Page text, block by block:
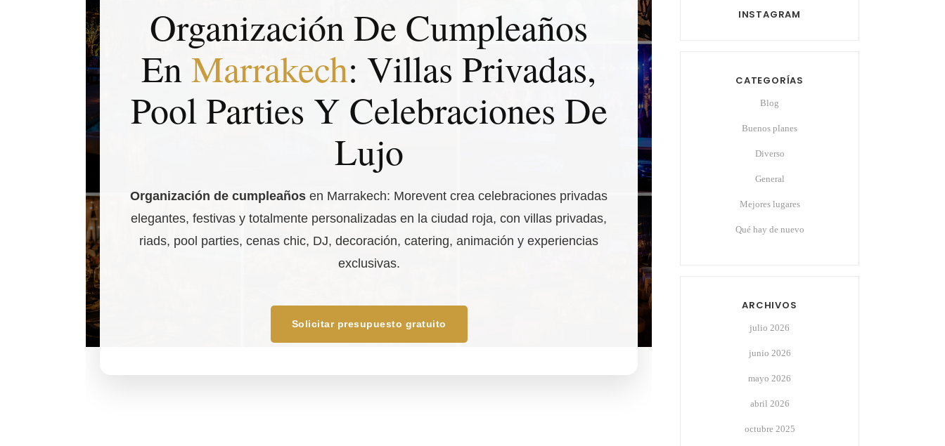
Organización De Cumpleaños
EnMarrakech: Villas Privadas,
Pool Parties Y Celebraciones De
Lujo
Organización de cumpleaños en Marrakech: Morevent crea celebraciones privadas
elegantes, festivas y totalmente personalizadas en la ciudad roja, con villas privadas,
riads, pool parties, cenas chic, DJ, decoración, catering, animación y experiencias
exclusivas.
Solicitar presupuesto gratuito
INSTAGRAM
CATEGORÍAS
Blog
Buenos planes
Diverso
General
Mejores lugares
Qué hay de nuevo
ARCHIVOS
julio 2026
junio 2026
mayo 2026
abril 2026
octubre 2025